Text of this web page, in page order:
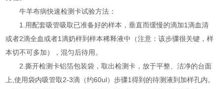
牛羊布病快速检测卡试验方法：
1.用配套吸管吸取已准备好的样本，垂直而缓慢的滴加1滴血清
或者2滴全血或者1滴奶样到样本稀释液中（注意：该步骤很关键，样
本切不可多加），混匀后待用。
2.撕开检测卡铝箔包装袋，取出检测卡，放于平整、洁净的台面
上,使用袋内吸管取2-3滴（约60ul）步骤1得到的待测液到加样孔内。